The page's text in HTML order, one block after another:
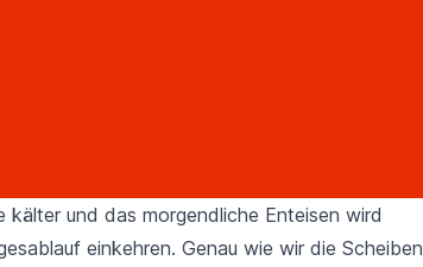
und das morgendliche Enteisen wird
einkehren. Genau wie wir die Scheiben